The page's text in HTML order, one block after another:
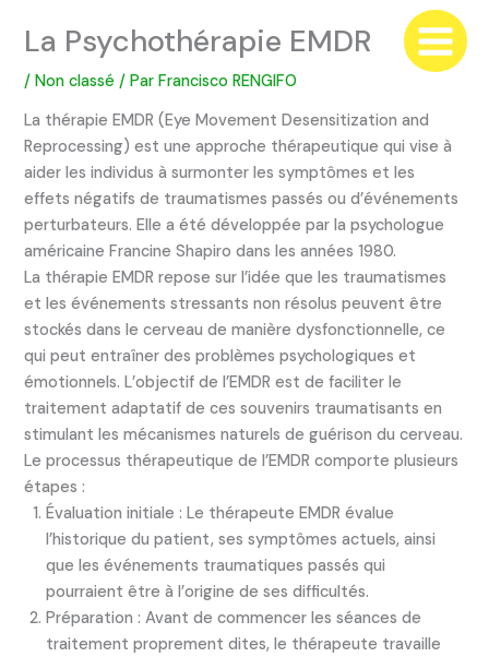
La Psychothérapie EMDR
/Non classé / ParFrancisco RENGIFO
La thérapie EMDR (Eye Movement Desensitization and
Reprocessing) est une approche thérapeutique qui vise à
aider les individus à surmonter les symptômes et les
effets négatifs de traumatismes passés ou d’événements
perturbateurs. Elle a été développée par la psychologue
américaine Francine Shapiro dans les années 1980.
La thérapie EMDR repose sur l’idée que les traumatismes
et les événements stressants non résolus peuvent être
stockés dans le cerveau de manière dysfonctionnelle, ce
qui peut entraîner des problèmes psychologiques et
émotionnels. L’objectif de l’EMDR est de faciliter le
traitement adaptatif de ces souvenirs traumatisants en
stimulant les mécanismes naturels de guérison du cerveau.
Le processus thérapeutique de l’EMDR comporte plusieurs
étapes :
Évaluation initiale : Le thérapeute EMDR évalue
l’historique du patient, ses symptômes actuels, ainsi
que les événements traumatiques passés qui
pourraient être à l’origine de ses difficultés.
Préparation : Avant de commencer les séances de
traitement proprement dites, le thérapeute travaille